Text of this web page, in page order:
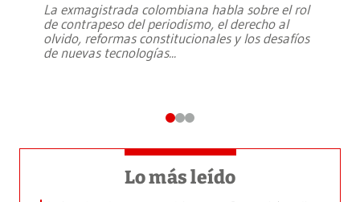
La exmagistrada colombiana habla sobre el rol
de contrapeso del periodismo, el derecho al
olvido, reformas constitucionales y los desafíos
de nuevas tecnologías...
Lo más leído